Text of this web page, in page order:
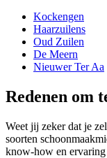
Kockengen
Haarzuilens
Oud Zuilen
De Meern
Nieuwer Ter Aa
Redenen om
Weet jij zeker dat je
soorten
know-how en